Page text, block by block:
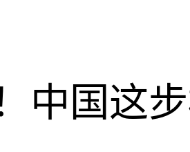
中国这步